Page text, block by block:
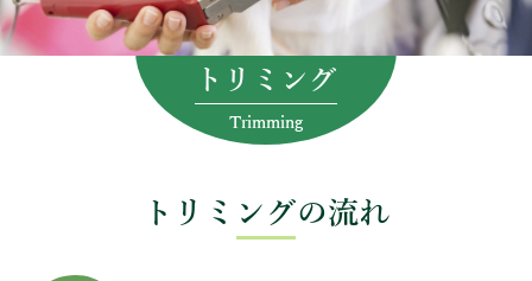
トリミング
Trimming
トリミングの流れ